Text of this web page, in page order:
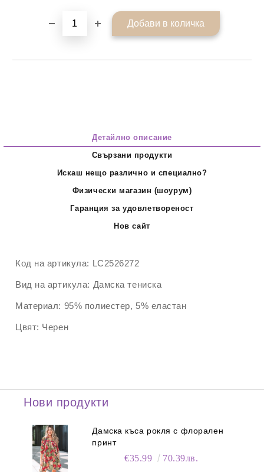
Детайлно описание
Свързани продукти
Искаш нещо различно и специално?
Физически магазин (шоурум)
Гаранция за удовлетвореност
Нов сайт
Код на артикула: LC2526272
Вид на артикула: Дамска тениска
Материал: 95% полиестер, 5% еластан
Цвят: Черен
Нови продукти
Дамска къса рокля с флорален
принт
€35.99 70.39лв.